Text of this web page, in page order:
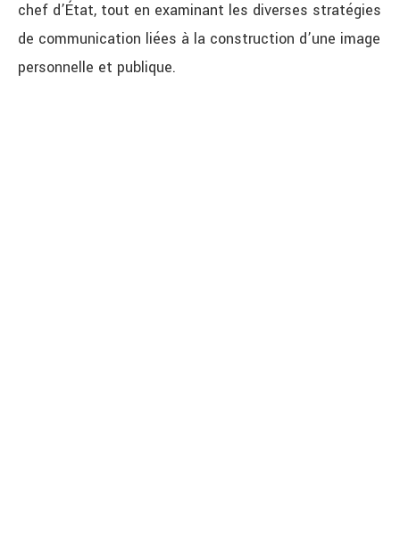
chef d’État, tout en examinant les diverses stratégies
de communication liées à la construction d’une image
personnelle et publique.